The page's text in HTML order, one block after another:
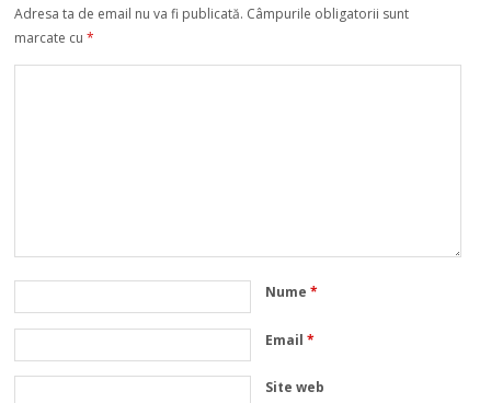
Adresa ta de email nu va fi publicată. Câmpurile obligatorii sunt
marcate cu*
Nume*
Email*
Site web